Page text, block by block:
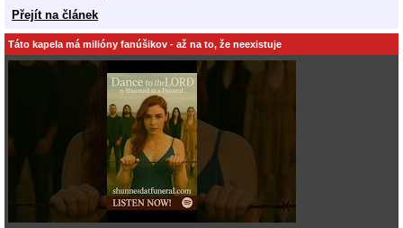
Přejít na článek
Táto kapela má milióny fanúšikov - až na to, že neexistuje